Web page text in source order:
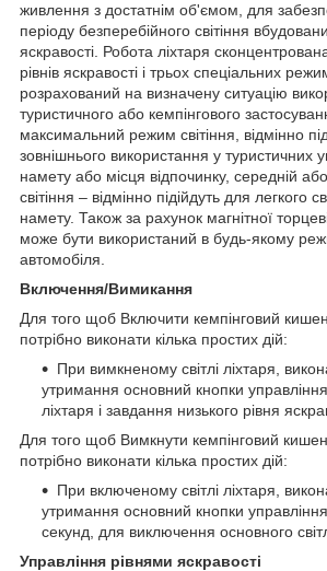
живлення з достатнім об'ємом, для
періоду безперебійного світіння
яскравості. Робота ліхтаря
рівнів яскравості і трьох спеціальних
розрахований на визначену ситуацію
туристичного або кемпінгового
максимальний режим світіння, відмінно
зовнішнього використання у туристичних
намету або місця відпочинку, середній
світіння – відмінно підійдуть для легкого
намету. Також за рахунок магнітної
може бути використаний в будь-якому
автомобіля.
Включення/Вимикання
Для того щоб Включити кемпінговий
потрібно виконати кілька простих дій:
При вимкненому світлі ліхтаря,
утримання основний кнопки
ліхтаря і завдання низького рівня
Для того щоб Вимкнути кемпінговий
потрібно виконати кілька простих дій:
При включеному світлі ліхтаря,
утримання основний кнопки
секунд, для виключення основного
Управління рівнями яскравості